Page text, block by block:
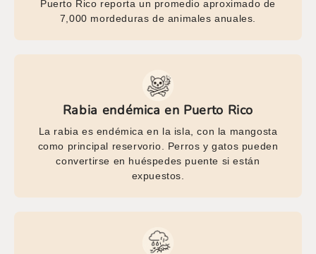
Puerto Rico reporta un promedio aproximado de
7,000 mordeduras de animales anuales.
Rabia endémica en Puerto Rico
La rabia es endémica en la isla, con la mangosta
como principal reservorio. Perros y gatos pueden
convertirse en huéspedes puente si están
expuestos.